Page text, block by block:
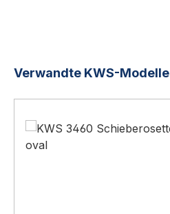
Produktgalerie überspringen
Verwandte KWS-Modelle